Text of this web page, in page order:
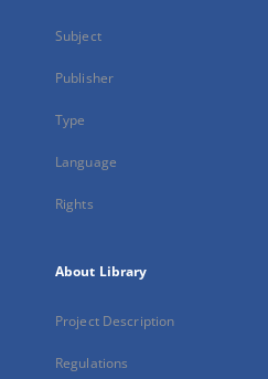
Subject
Publisher
Type
Language
Rights
About Library
Project Description
Regulations